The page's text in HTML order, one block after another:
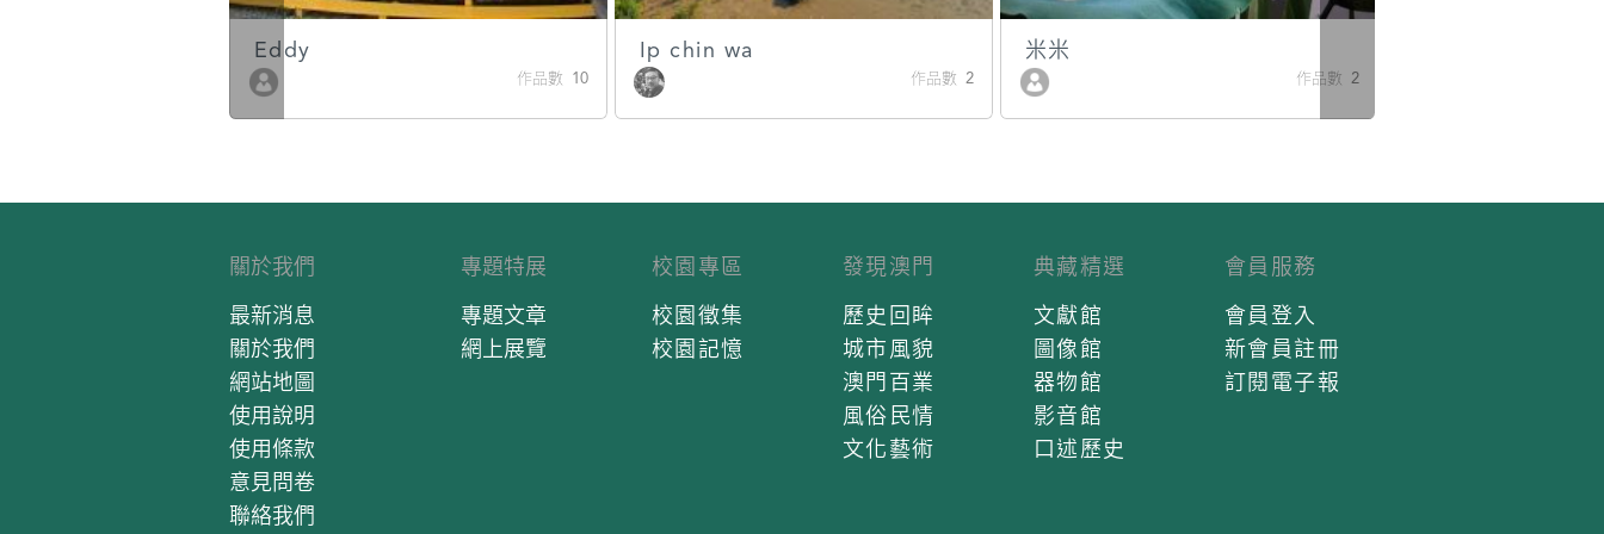
Eddy
作品數 10
Ip chin wa
作品數 2
米米
作品數 2
關於我們
最新消息
關於我們
網站地圖
使用說明
使用條款
意見問卷
聯絡我們
專題特展
專題文章
網上展覽
校園專區
校園徵集
校園記憶
發現澳門
歷史回眸
城市風貌
澳門百業
風俗民情
文化藝術
典藏精選
文獻館
圖像館
器物館
影音館
口述歷史
會員服務
會員登入
新會員註冊
訂閱電子報